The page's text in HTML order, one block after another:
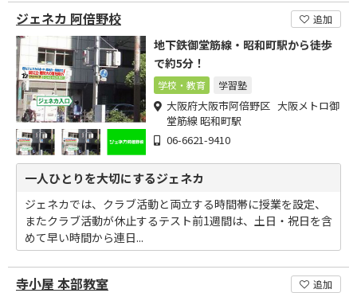
ジェネカ 阿倍野校 追加
地下鉄御堂筋線・昭和町駅から徒歩
で約5分！
学校・教育 学習塾
大阪府大阪市阿倍野区 大阪メトロ御
堂筋線 昭和町駅
06-6621-9410
一人ひとりを大切にするジェネカ
ジェネカでは、クラブ活動と両立する時間帯に授業を設定、
またクラブ活動が休止するテスト前1週間は、土日・祝日を含
めて早い時間から連日...
寺小屋 本部教室 追加